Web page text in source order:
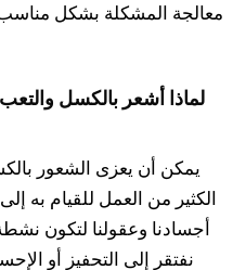
معالجة المشكلة بشكل
لماذا أشعر بالكسل والتعب
يمكن أن يعزى الشعور
الكثير من العمل للقيام به
أجسادنا وعقولنا لتكون
نفتقر إلى التحفيز أو